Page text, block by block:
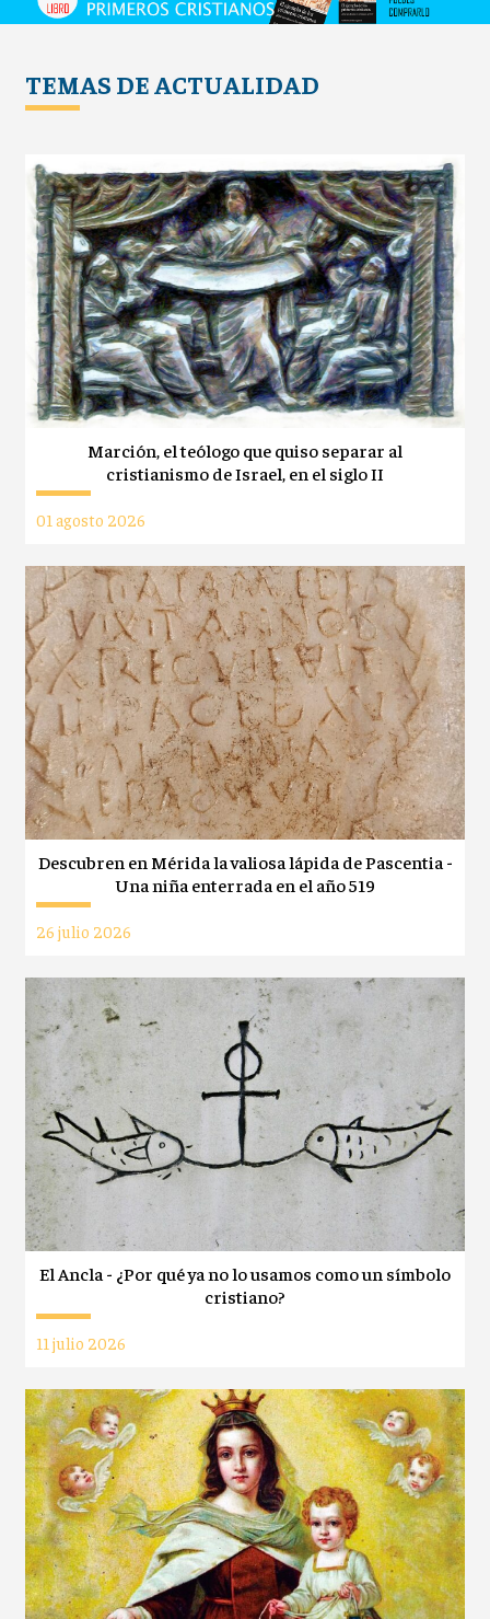
TEMAS DE ACTUALIDAD
Marción, el teólogo que quiso separar al
cristianismo de Israel, en el siglo II
01 agosto 2026
Descubren en Mérida la valiosa lápida de Pascentia -
Una niña enterrada en el año 519
26 julio 2026
El Ancla - ¿Por qué ya no lo usamos como un símbolo
cristiano?
11 julio 2026